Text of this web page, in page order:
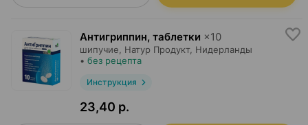
Антигриппин, таблетки ×10
шипучие, Натур Продукт, Нидерланды
• без рецепта
Инструкция
23,40 р.